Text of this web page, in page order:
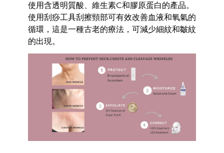
使用含透明質酸、維生素C和膠原蛋白的產品。
使用刮痧工具刮擦頸部可有效改善血液和氧氣的
循環，這是一種古老的療法，可減少細紋和皺紋
的出現。